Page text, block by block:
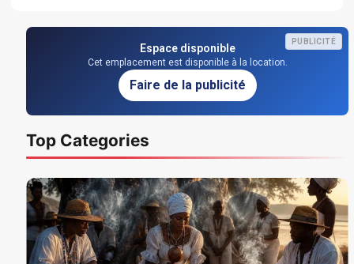
PUBLICITÉ
Espace disponible
Cet emplacement est disponible à la location.
Faire de la publicité
Top Categories